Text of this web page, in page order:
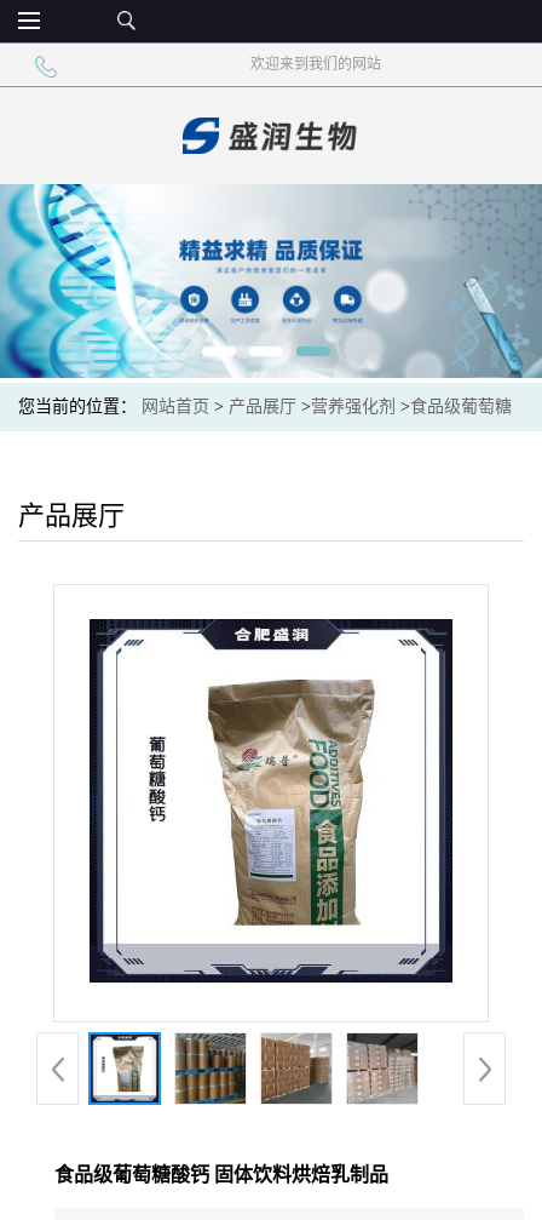
欢迎来到我们的网站
您当前的位置： 网站首页 > 产品展厅 >营养强化剂 >食品级葡萄糖
产品展厅
食品级葡萄糖酸钙 固体饮料烘焙乳制品